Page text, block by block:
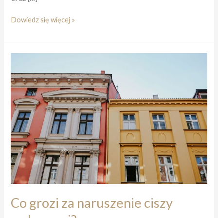
Jak
przymusowego
leczenia
2025
Dowiedz się więcej »
Co grozi za naruszenie ciszy